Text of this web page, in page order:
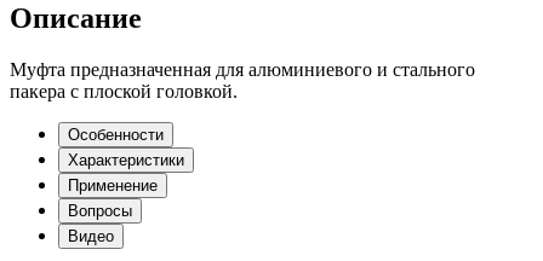
Описание
Муфта предназначенная для алюминиевого и стального
пакера с плоской головкой.
Особенности
Характеристики
Применение
Вопросы
Видео